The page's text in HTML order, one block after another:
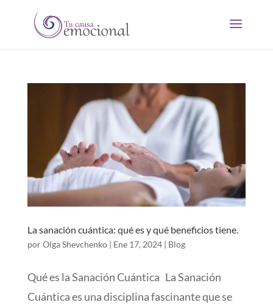
La sanación cuántica: qué es y qué beneficios tiene.
porOlga Shevchenko| Ene 17, 2024| Blog
Qué es la Sanación Cuántica La Sanación
Cuántica es una disciplina fascinante que se